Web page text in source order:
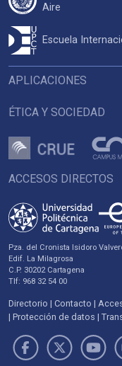
ACCESOS DIRECTOS
Pza. del Cronista Isidoro
Edif. La Milagrosa
C.P. 30202 Cartagena
Tlf: 968 32 54 00
Directorio Contacto
Protección de datos
APLICACIONES
ÉTICA Y SOCIEDAD
Aire
Escuela